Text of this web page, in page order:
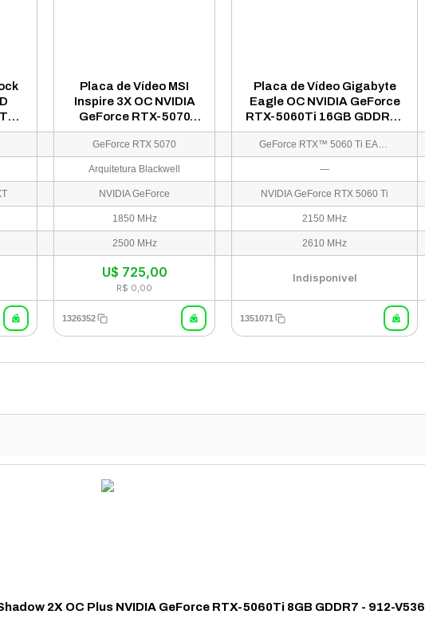
Placa de Vídeo MSI
Inspire 3X OC NVIDIA
GeForce RTX-5070
12GB GDDR7 - 912-
V532
Placa de Vídeo Gigabyte
Eagle OC NVIDIA GeForce
RTX-5060Ti 16GB GDDR7 -
GV-N506TEAGLE OC-16GD
GeForce RTX 5070 GeForce RTX™ 5060 Ti EAGLE OC
Arquitetura Blackwell —
NVIDIA GeForce NVIDIA GeForce RTX 5060 Ti
1850 MHz 2150 MHz
2500 MHz 2610 MHz
U$ 725,00
R$ 0,00
Indisponível
1326352 1351071
2X OC Plus NVIDIA GeForce RTX-5060Ti 8GB GDDR7 - 912-V536